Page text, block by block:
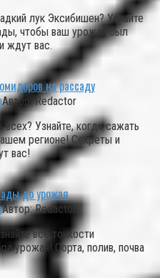
лук Эксибишен? Узнайте
чтобы ваш урожай был
ждут вас.
на рассаду
Автор: Redactor
Узнайте, когда сажать
регионе! Секреты и
вас!
до урожая
Автор: Redactor
все тонкости
урожая! Сорта, полив, почва